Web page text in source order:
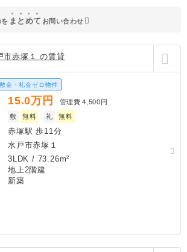
を ま と めて お問い合わせ
市赤塚１ の賃貸
敷金・礼金ゼロ物件
15.0万円 管理費 4,500円
敷
無料 礼 無料
赤塚駅 歩11分
水戸市赤塚１
3LDK / 73.26m²
地上2階建
新築